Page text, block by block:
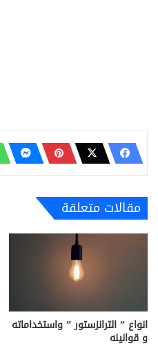
مقالات متعلقة
انواع ” الترانزستور ” واستخداماته
و قوانينه